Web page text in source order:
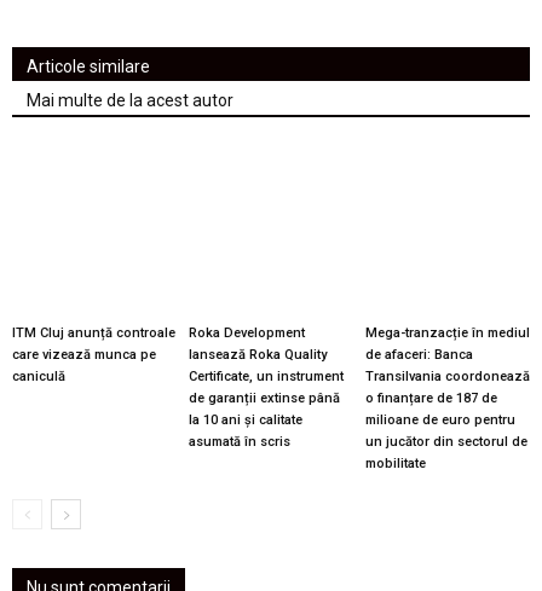
Articole similare
Mai multe de la acest autor
ITM Cluj anunță controale
care vizează munca pe
caniculă
Roka Development
lansează Roka Quality
Certificate, un instrument
de garanții extinse până
la 10 ani și calitate
asumată în scris
Mega-tranzacție în mediul
de afaceri: Banca
Transilvania coordonează
o finanțare de 187 de
milioane de euro pentru
un jucător din sectorul de
mobilitate